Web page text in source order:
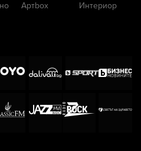
Артbox
Интериор